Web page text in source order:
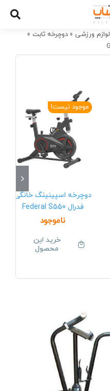
لوازم ورزشی » دوچرخه ثابت »
موجود نیست!
دوچرخه اسپینینگ خانگی
فدرال Federal S550
ناموجود
خرید این
محصول